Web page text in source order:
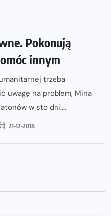
Pokonują
innym
trzeba
uwagę na problem, Mina
w sto dni....
21-12-2018